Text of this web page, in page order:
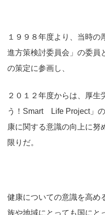
１９９８年度より、当時の
進方策検討委員会」の委員
の策定に参画し、
２０１２年度からは、厚生
う！Smart Life Project」
康に関する意識の向上に努
限りだ。
健康についての意識を高め
族や地域にとっても国にと